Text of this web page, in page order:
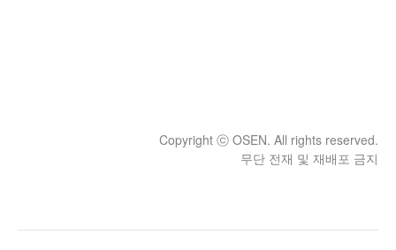
Copyright ⓒ OSEN. All rights reserved.
무단 전재 및 재배포 금지